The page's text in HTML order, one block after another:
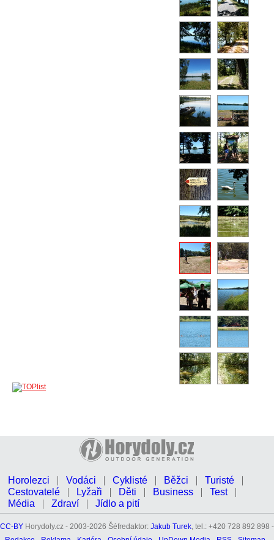
Horolezci Vodáci Cyklisté Běžci
Turisté
Cestovatelé
Lyžaři Děti Business
Test
Média
Zdraví Jídlo a pití
CC-BY Horydoly.cz - 2003-2026 Šéfredaktor: Jakub Turek, tel.: +420 728 892 898 -